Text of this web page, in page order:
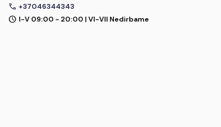
call +37046344343
schedule I-V 09:00 - 20:00 | VI-VII Nedirbame